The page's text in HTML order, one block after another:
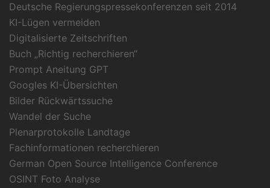
Deutsche Regierungspressekonferenzen seit 2014
KI-Lügen vermeiden
Digitalisierte Zeitschriften
Buch „Richtig recherchieren“
Prompt Aneitung GPT
Googles KI-Übersichten
Bilder Rückwärtssuche
Wandel der Suche
Plenarprotokolle Landtage
Fachinformationen recherchieren
German Open Source Intelligence Conference
OSINT Foto Analyse